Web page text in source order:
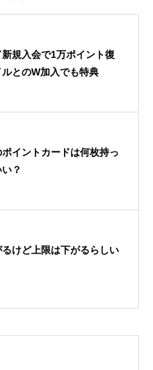
規入会で1万ポイント復
とのW加入でも特典
ポイントカードは何枚持っ
？
けど上限は下がるらしい